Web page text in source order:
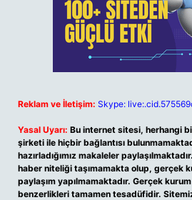
Reklam ve İletişim: Skype:
Yasal Uyarı: Bu internet sitesi, herhangi
şirketi ile hiçbir bağlantısı
hazırladığımız makaleler
haber niteliği taşımamakta olup, gerçek
paylaşım yapılmamaktadır. Gerçek
benzerlikleri tamamen tesadüfidir.